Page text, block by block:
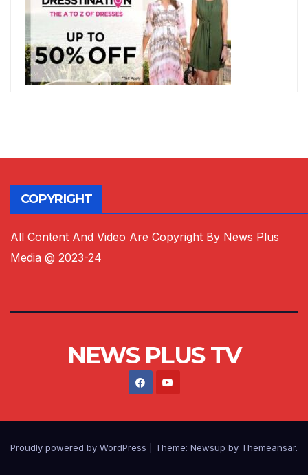
COPYRIGHT
All Content And Video Are Copyright By News Plus
Media @ 2023-24
NEWS PLUS TV
Proudly powered by WordPress Theme: Newsup by Themeansar.